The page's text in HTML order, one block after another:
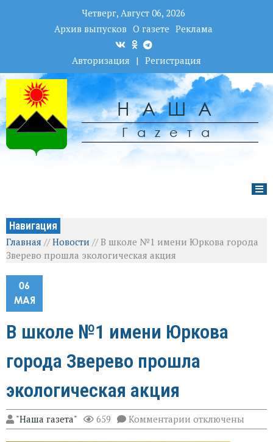
Четверг, Август 06, 2026
Архив выпусков О газете Реклама
Авторизация | Регистрация
НАША
Гаzета
Навигация
Главная //Новости //В школе №1 имени Юркова города
Зверево прошла экологическая акция
06
МАЯ
В школе №1 имени Юркова
города Зверево прошла
экологическая акция
"Наша газета" 659 Комментарии к
записи
В
отключены